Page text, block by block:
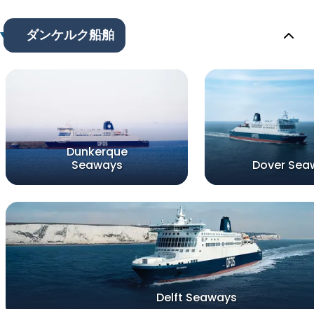
ダンケルク船舶
Dunkerque
Seaways
Dover
Delft Seaways